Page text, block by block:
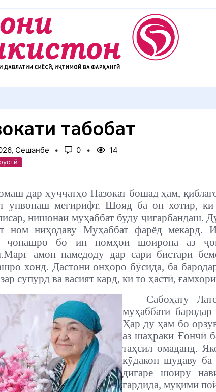
ДИҲЕМ
табобат
Сешанбе 0 14
дар ҳуҷҷатҳо Назокат бошад ҳам,
унвонаш мегирифт. Шояд ба он хотир, ки
нишонаи муҳаббат буду ҷигарбандаш.
ном ниҳодаву Муҳаббат фарёд мекард.
ҷонашро бо ин номҳои шоирона аз
Марг амон намедоду дар сари бистари
хонд. Дастони онҳоро бӯсида, ба
супурд ва васият кард, ки то ҳастӣ,
Сабоҳату
муҳаббати
Ҳар ду ҳам бо
аз шаҳраки Ғончӣ
таҳсил омаданд.
кӯдакон шудаву ба
дигаре шоиру
гардида, муқими